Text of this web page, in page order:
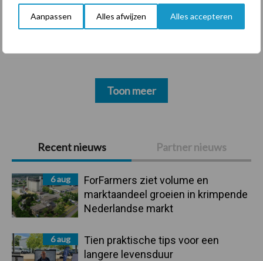
Aanpassen Alles afwijzen Alles accepteren
Primaire
Sidebar
Recent nieuws Partner nieuws
6 aug
ForFarmers ziet volume en
marktaandeel groeien in krimpende
Nederlandse markt
6 aug
Tien praktische tips voor een
langere levensduur
Bedrijfsnieuws
Ligbox &
Voerhekken
Toon meer